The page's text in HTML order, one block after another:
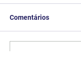
Comentários